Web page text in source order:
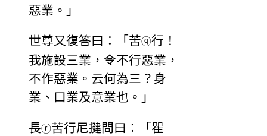
惡業。」
世尊又復答曰：「苦ⓠ行！
我施設三業，令不行惡業，
不作惡業。云何為三？身
業、口業及意業也。」
長ⓡ苦行尼揵問曰：「瞿